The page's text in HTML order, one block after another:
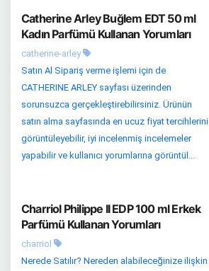
Catherine Arley Buğlem EDT 50 ml
Kadın Parfümü Kullanan Yorumları
catherine-arley
Satın Al Sipariş verme işlemi için de
CATHERINE ARLEY sayfası üzerinden
sorunsuzca gerçekleştirebilirsiniz. Ürünün
satın alma sayfasında en ucuz fiyat tercihlerini
görüntüleyebilir, iyi incelenmiş incelemeler
yapabilir ve kullanıcı yorumlarına görüntül...
Charriol Philippe II EDP 100 ml Erkek
Parfümü Kullanan Yorumları
charriol
Nerede Satılır? Nereden alabileceğinize ilişkin